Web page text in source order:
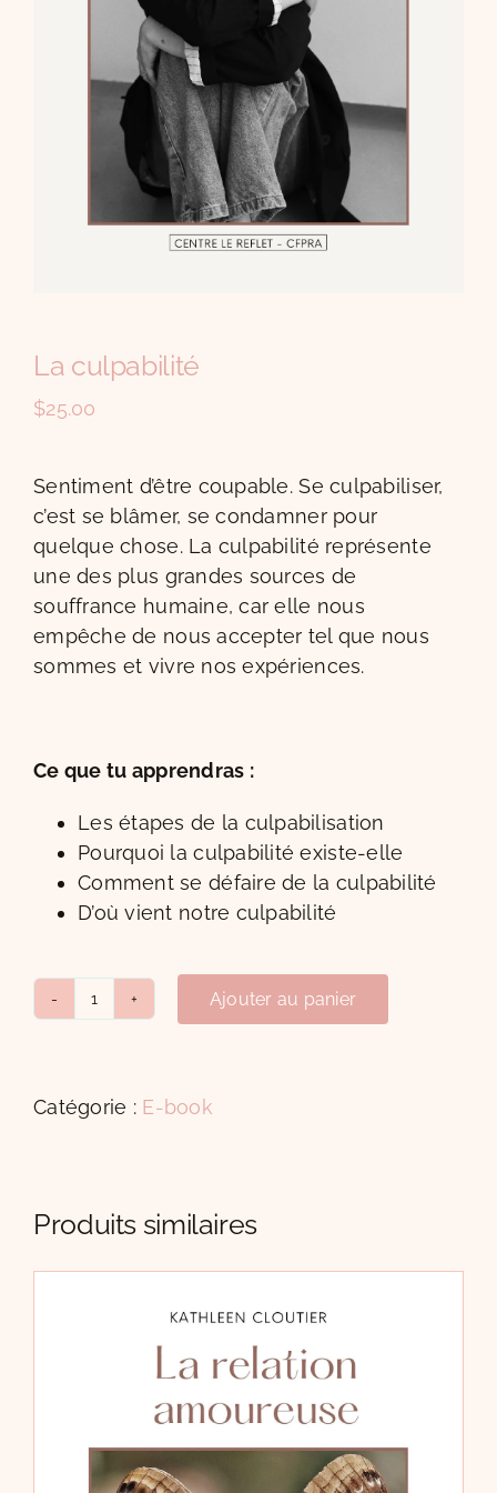
Témoignages
La culpabilité
$25.00
Sentiment d’être coupable. Se culpabiliser,
c’est se blâmer, se condamner pour
quelque chose. La culpabilité représente
une des plus grandes sources de
souffrance humaine, car elle nous
empêche de nous accepter tel que nous
sommes et vivre nos expériences.
Ce que tu apprendras :
Les étapes de la culpabilisation
Pourquoi la culpabilité existe-elle
Comment se défaire de la culpabilité
D’où vient notre culpabilité
quantité
culpabilité
Ajouter au panier
Catégorie : E-book
Produits similaires